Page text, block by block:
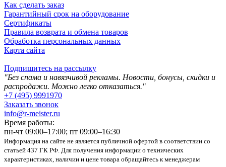
Как сделать заказ
Гарантийный срок на оборудование
Сертификаты
Правила возврата и обмена товаров
Обработка персональных данных
Карта сайта
Подпишитесь на рассылку
"Без спама и навязчивой рекламы. Новости, бонусы, скидки и
распродажи. Можно легко отказаться."
+7 (495) 9991970
Заказать звонок
info@r-meister.ru
Время работы:
пн-чт 09:00–17:00; пт 09:00–16:30
Информация на сайте не является публичной офертой в соответствии со
статьей 437 ГК РФ. Для получения информации о технических
характеристиках, наличии и цене товара обращайтесь к менеджерам